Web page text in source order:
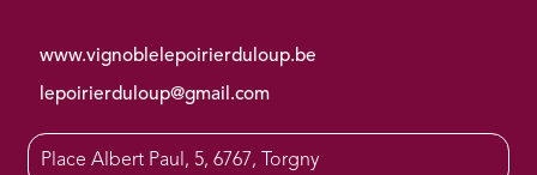
www.vignoblelepoirierduloup.be
lepoirierduloup@gmail.com
Place Albert Paul, 5, 6767, Torgny